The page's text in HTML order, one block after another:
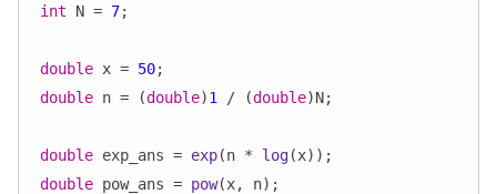
int N = 7;
double x = 50
double n = (double)1 / (double)N;
double exp_ans = exp(n * log
double pow_ans = pow(x, n);